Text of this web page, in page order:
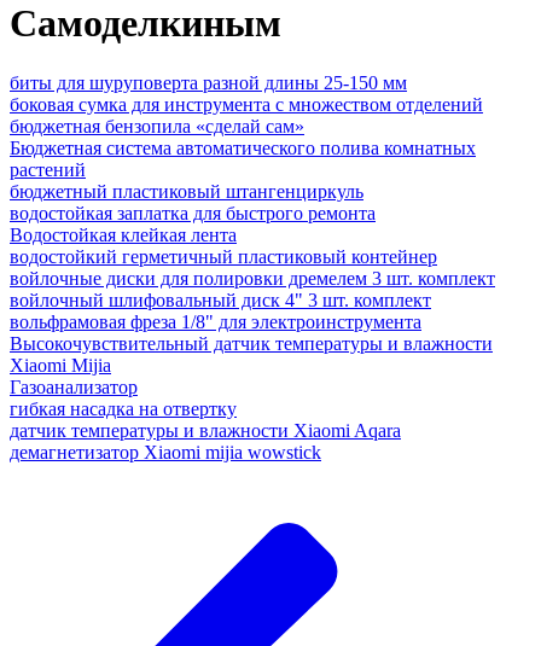
Самоделкиным
биты для шуруповерта разной длины 25-150 мм
боковая сумка для инструмента с множеством отделений
бюджетная бензопила «сделай сам»
Бюджетная система автоматического полива комнатных
растений
бюджетный пластиковый штангенциркуль
водостойкая заплатка для быстрого ремонта
Водостойкая клейкая лента
водостойкий герметичный пластиковый контейнер
войлочные диски для полировки дремелем 3 шт. комплект
войлочный шлифовальный диск 4" 3 шт. комплект
вольфрамовая фреза 1/8" для электроинструмента
Высокочувствительный датчик температуры и влажности
Xiaomi Mijia
Газоанализатор
гибкая насадка на отвертку
датчик температуры и влажности Xiaomi Aqara
демагнетизатор Xiaomi mijia wowstick